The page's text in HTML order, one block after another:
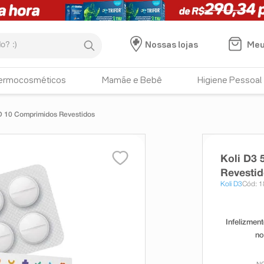
Nossas lojas
Mamãe e Bebê Higiene Pessoal
10 Comprimidos Revestidos
Koli D3
Koli D3Cód: